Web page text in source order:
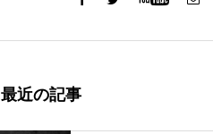
最近の記事